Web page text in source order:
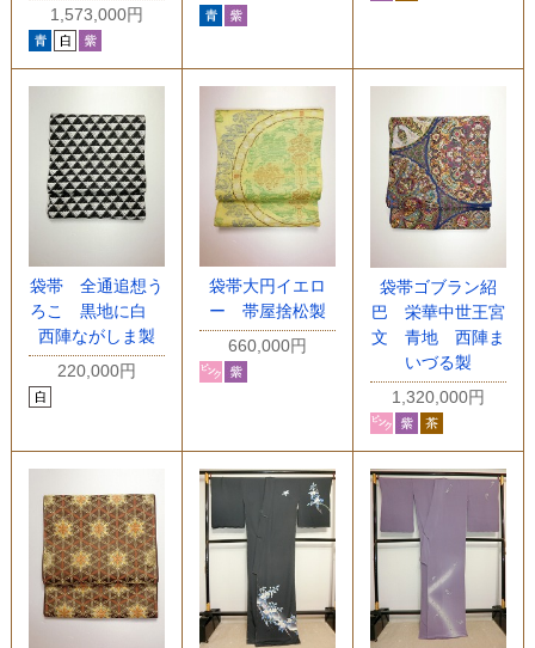
1,573,000円
袋帯 全通追想う
ろこ 黒地に白
西陣ながしま製
220,000円
袋帯大円イエロ
ー 帯屋捨松製
660,000円
袋帯ゴブラン紹
巴 栄華中世王宮
文 青地 西陣ま
いづる製
1,320,000円